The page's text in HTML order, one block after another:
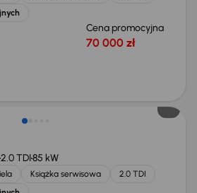
Cena promocyjna
70 000 zł
2.0 TDI85 kW
Książka serwisowa
2.0 TDI